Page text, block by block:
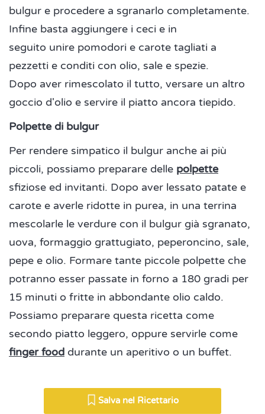
bulgur e procedere a sgranarlo completamente.
Infine basta aggiungere i ceci e in
seguito unire pomodori e carote tagliati a
pezzetti e conditi con olio, sale e spezie.
Dopo aver rimescolato il tutto, versare un altro
goccio d'olio e servire il piatto ancora tiepido.
Polpette di bulgur
Per rendere simpatico il bulgur anche ai più
piccoli, possiamo preparare delle polpette
sfiziose ed invitanti. Dopo aver lessato patate e
carote e averle ridotte in purea, in una terrina
mescolarle le verdure con il bulgur già sgranato,
uova, formaggio grattugiato, peperoncino, sale,
pepe e olio. Formare tante piccole polpette che
potranno esser passate in forno a 180 gradi per
15 minuti o fritte in abbondante olio caldo.
Possiamo preparare questa ricetta come
secondo piatto leggero, oppure servirle come
finger food durante un aperitivo o un buffet.
Salva nel Ricettario